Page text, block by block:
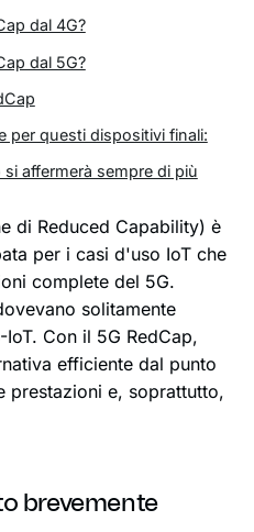
dal 4G?
dal 5G?
per questi dispositivi finali:
affermerà sempre di più
di Reduced Capability) è
per i casi d'uso IoT che
complete del 5G.
solitamente
Con il 5G RedCap,
efficiente dal punto
prestazioni e, soprattutto,
brevemente